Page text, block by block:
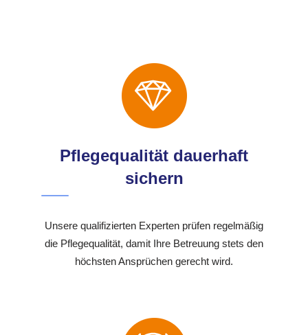
Pflegequalität dauerhaft
sichern
Unsere qualifizierten Experten prüfen regelmäßig
die Pflegequalität, damit Ihre Betreuung stets den
höchsten Ansprüchen gerecht wird.